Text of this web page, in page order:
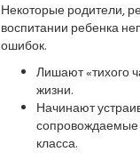
Некоторые родители,
воспитании ребенка
ошибок.
Лишают «тихого
жизни.
Начинают
сопровождаемые
класса.